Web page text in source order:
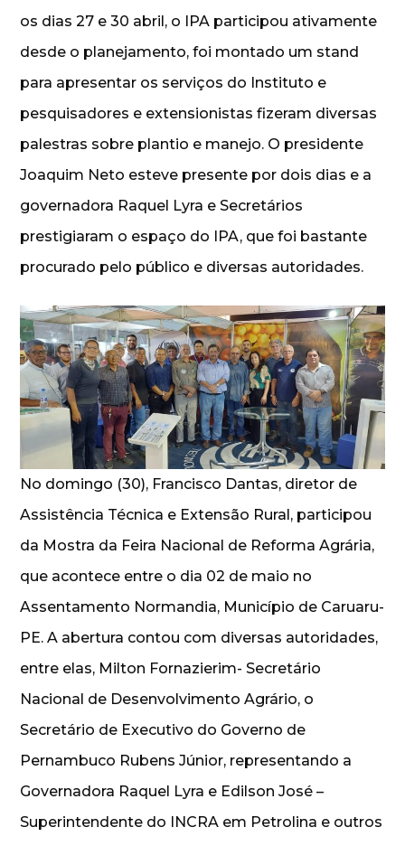
os dias 27 e 30 abril, o IPA participou ativamente
desde o planejamento, foi montado um stand
para apresentar os serviços do Instituto e
pesquisadores e extensionistas fizeram diversas
palestras sobre plantio e manejo. O presidente
Joaquim Neto esteve presente por dois dias e a
governadora Raquel Lyra e Secretários
prestigiaram o espaço do IPA, que foi bastante
procurado pelo público e diversas autoridades.
No domingo (30), Francisco Dantas, diretor de
Assistência Técnica e Extensão Rural, participou
da Mostra da Feira Nacional de Reforma Agrária,
que acontece entre o dia 02 de maio no
Assentamento Normandia, Município de Caruaru-
PE. A abertura contou com diversas autoridades,
entre elas, Milton Fornazierim- Secretário
Nacional de Desenvolvimento Agrário, o
Secretário de Executivo do Governo de
Pernambuco Rubens Júnior, representando a
Governadora Raquel Lyra e Edilson José –
Superintendente do INCRA em Petrolina e outros